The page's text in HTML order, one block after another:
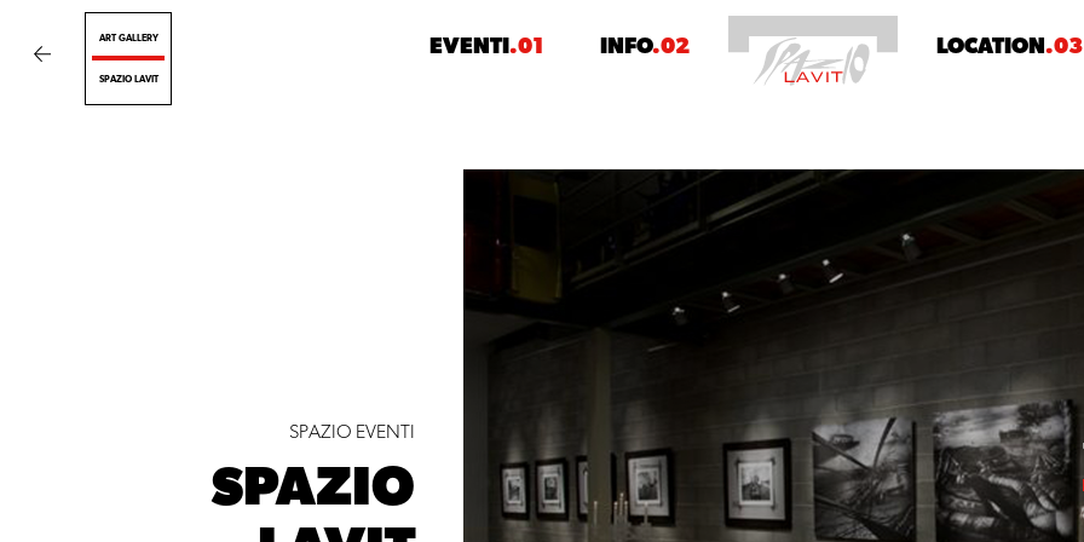
ART GALLERY
SPAZIO LAVIT
EVENTI.01 INFO.02 LOCATION.03
SPAZIO